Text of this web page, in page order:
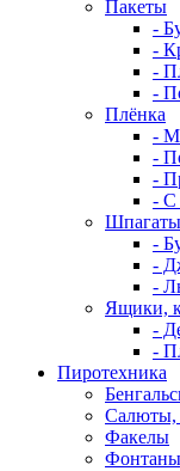
Пакеты
-
-
-
-
Плёнка
-
-
-
- С
Шпагаты
-
-
-
Ящики,
-
-
Пиротехника
Салюты,
Факелы